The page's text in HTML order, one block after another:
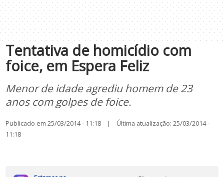
Tentativa de homicídio com
foice, em Espera Feliz
Menor de idade agrediu homem de 23
anos com golpes de foice.
Publicado em 25/03/2014 - 11:18 | Última atualização: 25/03/2014 -
11:18